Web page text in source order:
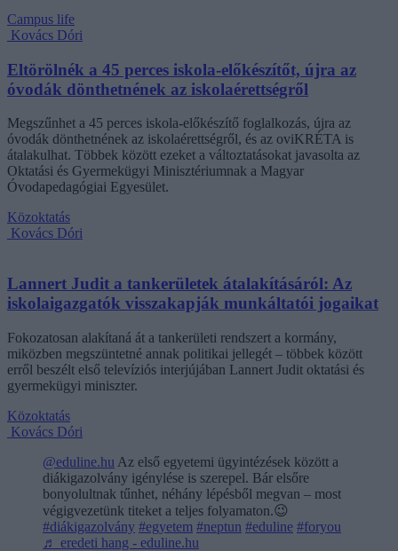
Campus life
Kovács Dóri
Eltörölnék a 45 perces iskola-előkészítőt, újra az
óvodák dönthetnének az iskolaérettségről
Megszűnhet a 45 perces iskola-előkészítő foglalkozás, újra az
óvodák dönthetnének az iskolaérettségről, és az oviKRÉTA is
átalakulhat. Többek között ezeket a változtatásokat javasolta az
Oktatási és Gyermekügyi Minisztériumnak a Magyar
Óvodapedagógiai Egyesület.
Közoktatás
Kovács Dóri
Lannert Judit a tankerületek átalakításáról: Az
iskolaigazgatók visszakapják munkáltatói jogaikat
Fokozatosan alakítaná át a tankerületi rendszert a kormány,
miközben megszüntetné annak politikai jellegét – többek között
erről beszélt első televíziós interjújában Lannert Judit oktatási és
gyermekügyi miniszter.
Közoktatás
Kovács Dóri
@eduline.hu Az első egyetemi ügyintézések között a
diákigazolvány igénylése is szerepel. Bár elsőre
bonyolultnak tűnhet, néhány lépésből megvan – most
végigvezetünk titeket a teljes folyamaton.😉
#diákigazolvány #egyetem #neptun #eduline #foryou
♬ eredeti hang - eduline.hu